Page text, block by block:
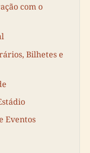
com o
Bilhetes e
Eventos